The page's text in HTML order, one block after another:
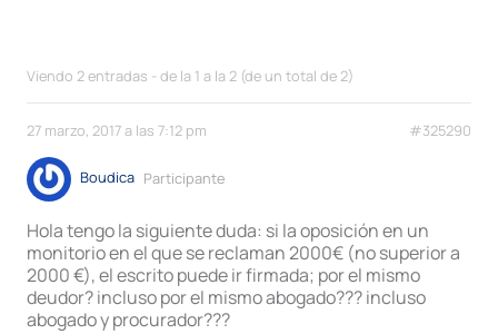
Viendo 2 entradas - de la 1 a la 2 (de un total de 2)
27 marzo, 2017 a las 7:12 pm #325290
Boudica Participante
Hola tengo la siguiente duda: si la oposición en un
monitorio en el que se reclaman 2000€ (no superior a
2000 €), el escrito puede ir firmada; por el mismo
deudor? incluso por el mismo abogado??? incluso
abogado y procurador???